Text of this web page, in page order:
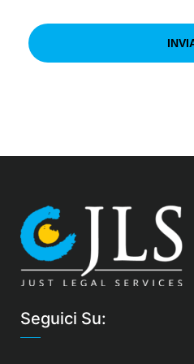
Seguici Su: